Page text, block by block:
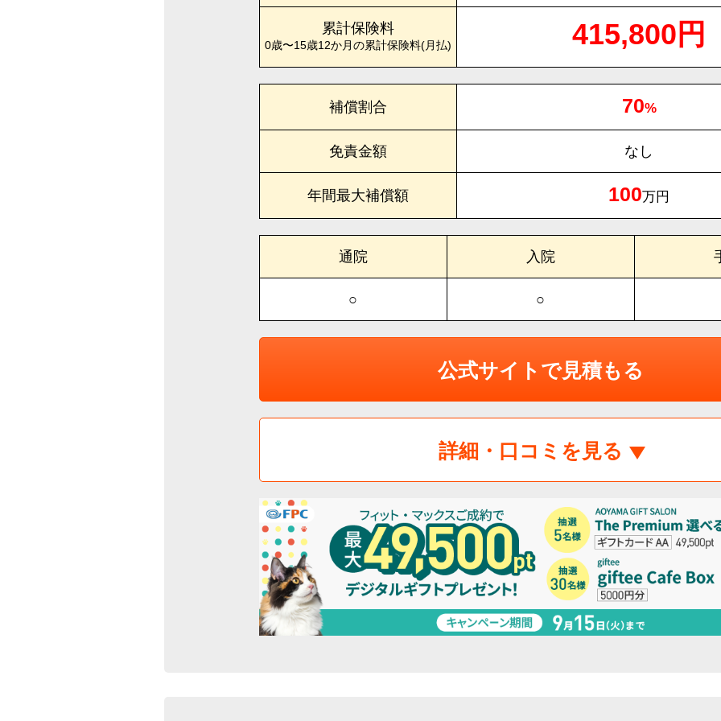
累計保険料
0歳〜15歳12か月 の累計保険料(月払) 415,800円
補償割合 70%
免責金額 なし
年間最大補償額 100万円
通院 入院
○ ○
公式サイトで見積もる
詳細・口コミを見る